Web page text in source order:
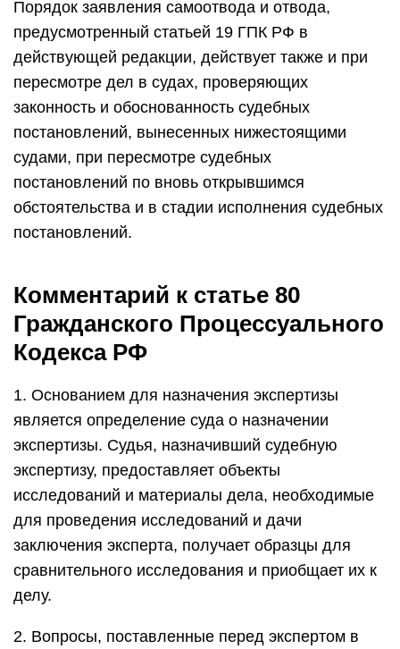
Порядок заявления самоотвода и отвода,
предусмотренный статьей 19 ГПК РФ в
действующей редакции, действует также и при
пересмотре дел в судах, проверяющих
законность и обоснованность судебных
постановлений, вынесенных нижестоящими
судами, при пересмотре судебных
постановлений по вновь открывшимся
обстоятельства и в стадии исполнения судебных
постановлений.
Комментарий к статье 80
Гражданского Процессуального
Кодекса РФ
1. Основанием для назначения экспертизы
является определение суда о назначении
экспертизы. Судья, назначивший судебную
экспертизу, предоставляет объекты
исследований и материалы дела, необходимые
для проведения исследований и дачи
заключения эксперта, получает образцы для
сравнительного исследования и приобщает их к
делу.
2. Вопросы, поставленные перед экспертом в